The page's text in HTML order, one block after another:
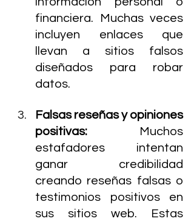
financiera. Muchas veces
incluyen enlaces que
llevan a sitios falsos
diseñados para robar
datos.
Falsas reseñas y opiniones
positivas:
Muchos
estafadores intentan
ganar credibilidad
creando reseñas falsas o
testimonios positivos en
sus sitios web. Estas